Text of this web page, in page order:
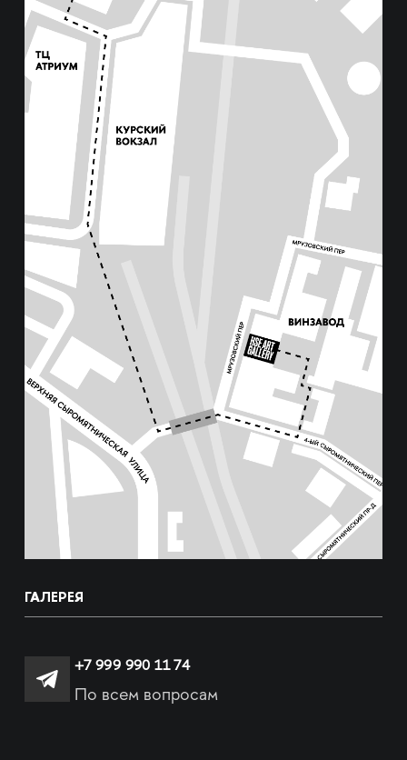
ГАЛЕРЕЯ
+7 999 990 11 74
По всем вопросам